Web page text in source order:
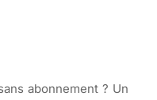
abonnement ? Un